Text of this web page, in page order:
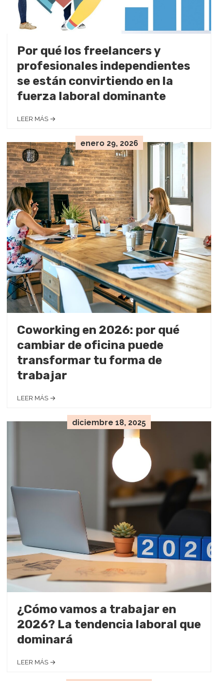
Por qué los freelancers y
profesionales independientes
se están convirtiendo en la
fuerza laboral dominante
LEER MÁS →
enero 29, 2026
Coworking en 2026: por qué
cambiar de oficina puede
transformar tu forma de
trabajar
LEER MÁS →
diciembre 18, 2025
¿Cómo vamos a trabajar en
2026? La tendencia laboral que
dominará
LEER MÁS →